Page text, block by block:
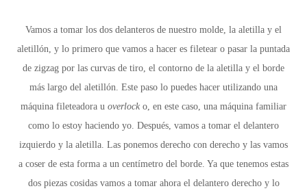
Vamos a tomar los dos delanteros de nuestro molde, la aletilla y el
aletillón, y lo primero que vamos a hacer es filetear o pasar la puntada
de zigzag por las curvas de tiro, el contorno de la aletilla y el borde
más largo del aletillón. Este paso lo puedes hacer utilizando una
máquina fileteadora u overlock o, en este caso, una máquina familiar
como lo estoy haciendo yo. Después, vamos a tomar el delantero
izquierdo y la aletilla. Las ponemos derecho con derecho y las vamos
a coser de esta forma a un centímetro del borde. Ya que tenemos estas
dos piezas cosidas vamos a tomar ahora el delantero derecho y lo